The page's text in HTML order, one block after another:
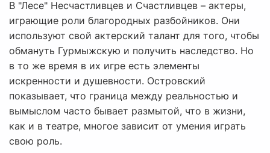
В "Лесе" Несчастливцев и Счастливцев – актеры,
играющие роли благородных разбойников. Они
используют свой актерский талант для того, чтобы
обмануть Гурмыжскую и получить наследство. Но
в то же время в их игре есть элементы
искренности и душевности. Островский
показывает, что граница между реальностью и
вымыслом часто бывает размытой, что в жизни,
как и в театре, многое зависит от умения играть
свою роль.